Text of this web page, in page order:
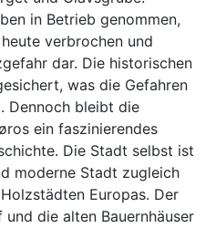
in Betrieb genommen,
verbrochen und
dar. Die historischen
was die Gefahren
Dennoch bleibt die
ein faszinierendes
Die Stadt selbst ist
moderne Stadt zugleich
Europas. Der
die alten Bauernhäuser